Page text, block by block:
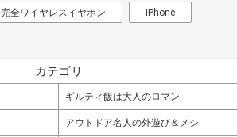
完全ワイヤレスイヤホン iPhone
カテゴリ
ギルティ飯は大人のロマン
アウトドア名人の外遊び＆メシ